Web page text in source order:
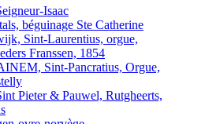
Isaac
béguinage Ste Catherine
Sint-Laurentius, orgue,
Franssen, 1854
Sint-Pancratius, Orgue,
Pieter & Pauwel, Rutgheerts,